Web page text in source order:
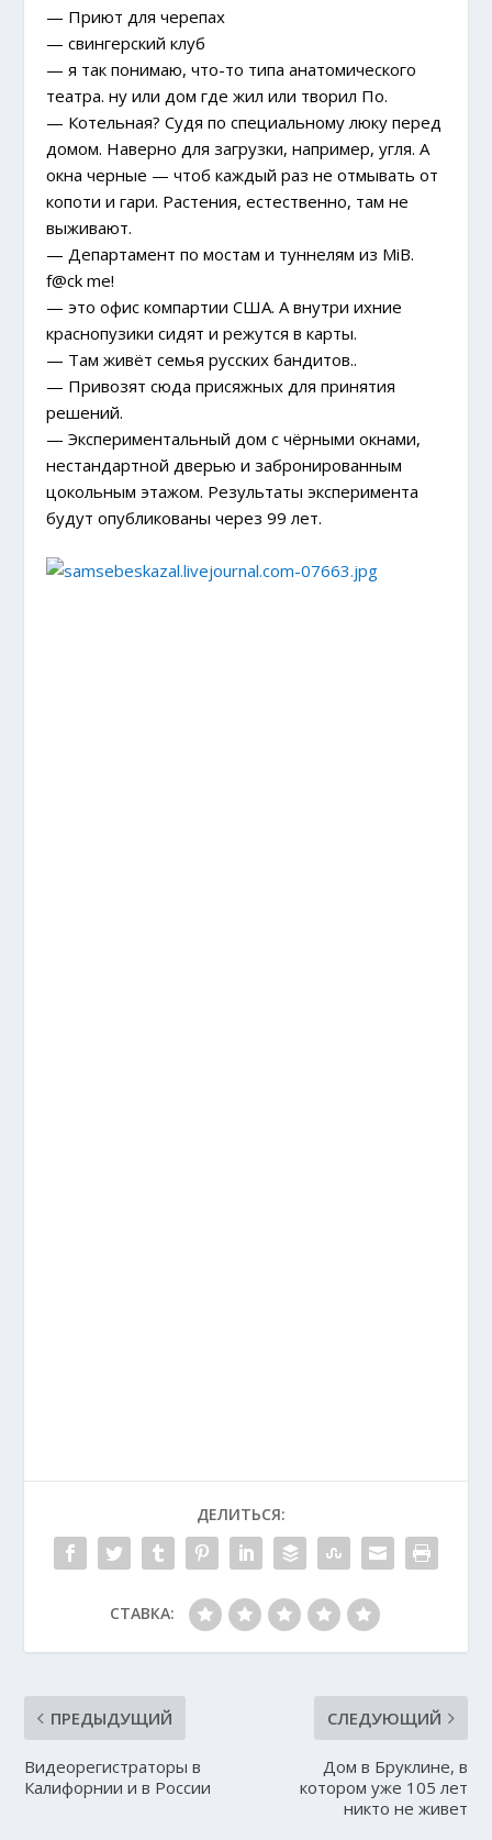
— Приют для черепах
— свингерский клуб
— я так понимаю, что-то типа анатомического
театра. ну или дом где жил или творил По.
— Котельная? Судя по специальному люку перед
домом. Наверно для загрузки, например, угля. А
окна черные — чтоб каждый раз не отмывать от
копоти и гари. Растения, естественно, там не
выживают.
— Департамент по мостам и туннелям из MiB.
f@ck me!
— это офис компартии США. А внутри ихние
краснопузики сидят и режутся в карты.
— Там живёт семья русских бандитов..
— Привозят сюда присяжных для принятия
решений.
— Экспериментальный дом с чёрными окнами,
нестандартной дверью и забронированным
цокольным этажом. Результаты эксперимента
будут опубликованы через 99 лет.
ДЕЛИТЬСЯ:
СТАВКА:
ПРЕДЫДУЩИЙ
Видеорегистраторы в
Калифорнии и в России
СЛЕДУЮЩИЙ
Дом в Бруклине, в
котором уже 105 лет
никто не живет